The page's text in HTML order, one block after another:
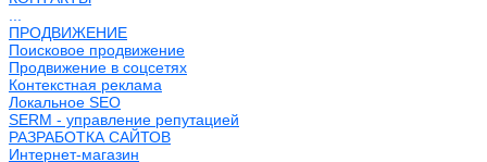
ПРОДВИЖЕНИЕ
Поисковое продвижение
Продвижение в соцсетях
Контекстная реклама
Локальное SEO
SERM - управление репутацией
РАЗРАБОТКА САЙТОВ
Интернет-магазин